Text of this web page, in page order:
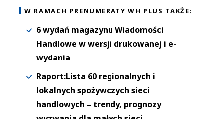
W RAMACH PRENUMERATY WH PLUS TAKŻE:
6 wydań magazynu Wiadomości
Handlowe w wersji drukowanej i e-
wydania
Raport:Lista 60 regionalnych i
lokalnych spożywczych sieci
handlowych – trendy, prognozy